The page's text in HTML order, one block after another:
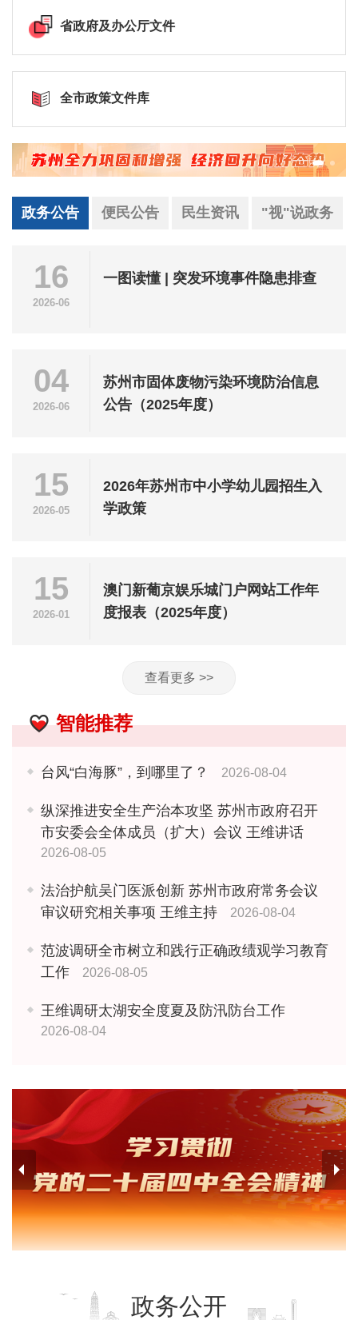
省政府及办公厅文件
全市政策文件库
政务公告 便民公告 民生资讯 "视"说政务
16
2026-06
一图读懂 | 突发环境事件隐患排查
04
2026-06
苏州市固体废物污染环境防治信息
公告（2025年度）
15
2026-05
2026年苏州市中小学幼儿园招生入
学政策
15
2026-01
澳门新葡京娱乐城门户网站工作年
度报表（2025年度）
查看更多 >>
智能推荐
台风“白海豚”，到哪里了？ 2026-08-04
纵深推进安全生产治本攻坚 苏州市政府召开
市安委会全体成员（扩大）会议 王维讲话
2026-08-05
法治护航吴门医派创新 苏州市政府常务会议
审议研究相关事项 王维主持
2026-08-04
范波调研全市树立和践行正确政绩观学习教育
工作
2026-08-05
王维调研太湖安全度夏及防汛防台工作
2026-08-04
政务公开